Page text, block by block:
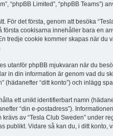
“phpBB Limited”, “phpBB
För det första, genom att besöka
första cookisarna innehåller bara en
tredje cookie kommer skapas när du
utanför phpBB mjukvaran när du
in din information är genom vad du
(hädanefter “ditt konto”) och inlägg
ett unikt identifierbart namn
“din e-postadress”).
krävs av “Tesla Club Sweden”
publikt. Vidare så kan du, i ditt